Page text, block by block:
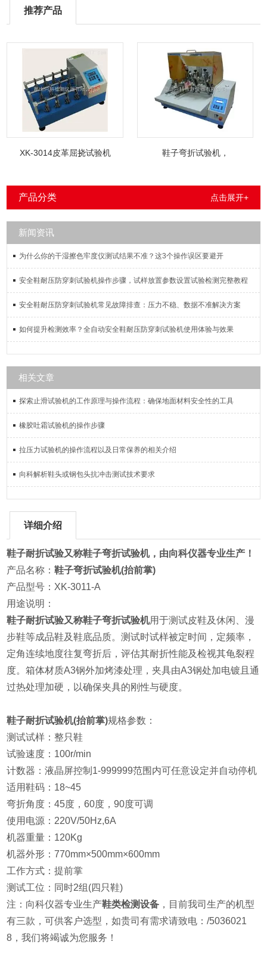
推荐产品
XK-3014皮革屈挠试验机 鞋子弯折试验机，
产品分类 点击展开+
新闻资讯
为什么你的干湿擦色牢度仪测试结果不准？这3个操作误区要避开
安全鞋耐压防穿刺试验机操作步骤，试样放置参数设置试验检测完整教程
安全鞋耐压防穿刺试验机常见故障排查：压力不稳、数据不准解决方案
如何提升检测效率？全自动安全鞋耐压防穿刺试验机使用体验与效果
相关文章
探索止滑试验机的工作原理与操作流程：确保地面材料安全性的工具
橡胶吐霜试验机的操作步骤
拉压力试验机的操作流程以及日常保养的相关介绍
向科解析鞋头或钢包头抗冲击测试技术要求
详细介绍
鞋子耐折试验又称鞋子弯折试验机，由向科仪器专业生产！
产品名称：鞋子弯折试验机(抬前掌)
产品型号：XK-3011-A
用途说明：
鞋子耐折试验又称鞋子弯折试验机用于测试皮鞋及休闲、漫
步鞋等成品鞋及鞋底品质。测试时试样被定时间，定频率，
定角连续地度往复弯折后，评估其耐折性能及检视其龟裂程
度。箱体材质A3钢外加烤漆处理，夹具由A3钢处加电镀且通
过热处理加硬，以确保夹具的刚性与硬度。
鞋子耐折试验机(抬前掌)规格参数：
测试试样：整只鞋
试验速度：100r/min
计数器：液晶屏控制1-999999范围内可任意设定并自动停机
适用鞋码：18~45
弯折角度：45度，60度，90度可调
使用电源：220V/50Hz,6A
机器重量：120Kg
机器外形：770mm×500mm×600mm
工作方式：提前掌
测试工位：同时2组(四只鞋)
注：向科仪器专业生产鞋类检测设备 ，目前我司生产的机型
有三款，可供客户选型，如贵司有需求请致电：/5036021
8，我们将竭诚为您服务！